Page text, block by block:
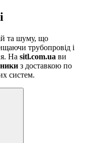
та шуму, що
трубопровід і
На sitl.com.ua ви
з доставкою по
систем.